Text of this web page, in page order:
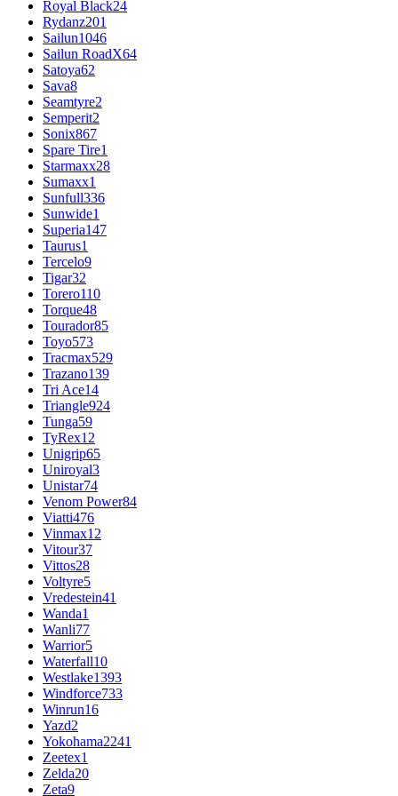
Royal Black24
Rydanz201
Sailun1046
Sailun RoadX64
Satoya62
Sava8
Seamtyre2
Semperit2
Sonix867
Spare Tire1
Starmaxx28
Sumaxx1
Sunfull336
Sunwide1
Superia147
Taurus1
Tercelo9
Tigar32
Torero110
Torque48
Tourador85
Toyo573
Tracmax529
Trazano139
Tri Ace14
Triangle924
Tunga59
TyRex12
Unigrip65
Uniroyal3
Unistar74
Venom Power84
Viatti476
Vinmax12
Vitour37
Vittos28
Voltyre5
Vredestein41
Wanda1
Wanli77
Warrior5
Waterfall10
Westlake1393
Windforce733
Winrun16
Yazd2
Yokohama2241
Zeetex1
Zelda20
Zeta9